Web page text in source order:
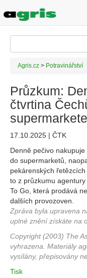
Agris.cz > Potravinářství
Průzkum:
čtvrtina
17.10.2025 | ČTK
Denně pečivo
do supermarketů,
pekárenských
to z průzkumu
To Go, která prodává
dalších provozoven.
Zpráva byla upravena
uplné znění získáte na
Copyright (2003) The
vyhrazena. Materiály
vysílány, přepisovány
Tisk